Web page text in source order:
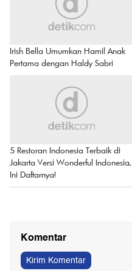
Irish Bella Umumkan Hamil Anak
Pertama dengan Haldy Sabri
5 Restoran Indonesia Terbaik di
Jakarta Versi Wonderful Indonesia,
Ini Daftarnya!
Komentar
Kirim Komentar